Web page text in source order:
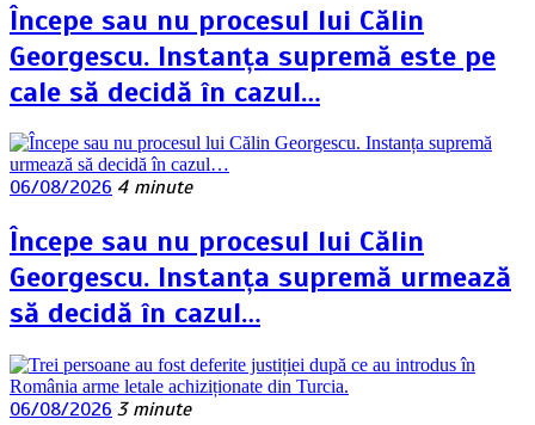
Începe sau nu procesul lui Călin
Georgescu. Instanța supremă este pe
cale să decidă în cazul…
06/08/2026 4 minute
Începe sau nu procesul lui Călin
Georgescu. Instanța supremă urmează
să decidă în cazul…
06/08/2026 3 minute